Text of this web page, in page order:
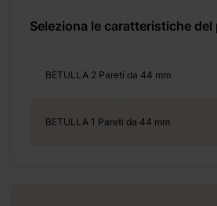
Seleziona le caratteristiche
BETULLA 2 Pareti da 44 mm
BETULLA 1 Pareti da 44 mm